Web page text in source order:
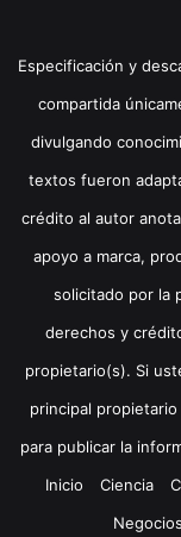
Especificación y
compartida
divulgando
textos fueron
crédito al autor
apoyo a marca,
solicitado por la
derechos y
propietario(s). Si
principal
para publicar la
Inicio
Ciencia
Negocios